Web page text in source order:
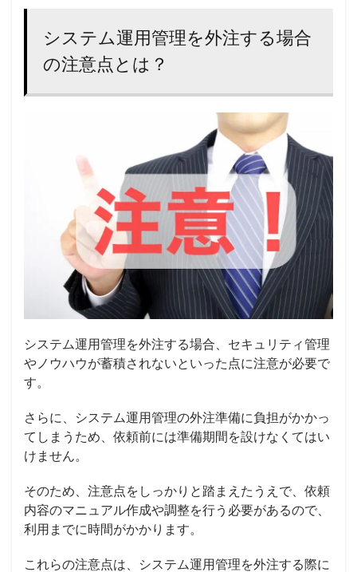
システム運用管理を外注する場合
の注意点とは？
システム運用管理を外注する場合、 セキュリティ管理
やノウハウが蓄積されないといった点に注意が必要で
す。
さらに、システム運用管理の外注準備に負担がかかっ
てしまうため、依頼前には準備期間を設けなくてはい
けません。
そのため、注意点をしっかりと踏まえたうえで、依頼
内容のマニュアル作成や調整を行う必要があるので、
利用までに時間がかかります。
これらの注意点は、システム運用管理を外注する際に